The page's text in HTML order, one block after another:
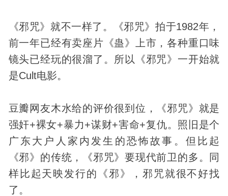
《邪咒》就不一样了。《邪咒》拍于1982年，
前一年已经有卖座片《蛊》上市，各种重口味
镜头已经玩的很溜了。所以《邪咒》一开始就
是Cult电影。
豆瓣网友木水给的评价很到位，《邪咒》就是
强奸+裸女+暴力+谋财+害命+复仇。照旧是个
广东大户人家内发生的恐怖故事。但比起
《邪》的传统，《邪咒》要现代前卫的多。同
样比起天映发行的《邪》，邪咒就很不好找
了。